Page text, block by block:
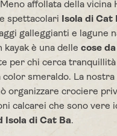
Meno affollata della vicina
spettacolari Isola di Cat
galleggianti e lagune
kayak è una delle cose
per chi cerca
smeraldo. La nostra
organizzare crociere
calcarei che sono vere
Isola di Cat Ba.